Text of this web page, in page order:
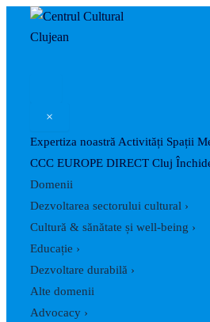
Skip
×
Expertiza noastră Activități Spații
CCC EUROPE DIRECT Cluj
Domenii
Dezvoltarea sectorului cultural ›
Cultură & sănătate și well-being ›
Educație ›
Dezvoltare durabilă ›
Alte domenii
Advocacy ›